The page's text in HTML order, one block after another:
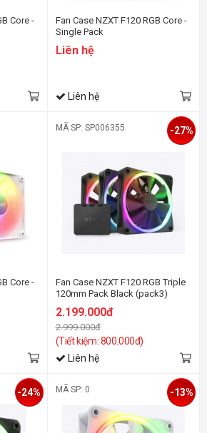
Core -
Fan Case NZXT F120 RGB Core -
Single Pack
Liên hệ
Liên hệ
Core -
MÃ SP: SP006355
Fan Case NZXT F120 RGB Triple
120mm Pack Black (pack3)
2.199.000đ
2.999.000đ
(Tiết kiệm: 800.000đ)
-27%
Liên hệ
-24% MÃ SP: 0 -13%